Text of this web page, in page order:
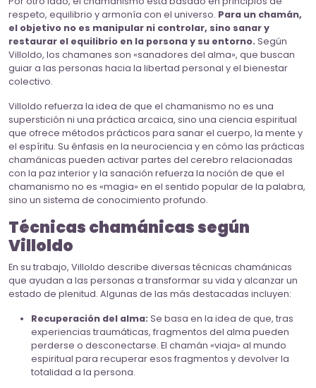
respeto, equilibrio y armonía con el universo. Para un chamán,
el objetivo no es manipular ni controlar, sino sanar y
restaurar el equilibrio en la persona y su entorno. Según
Villoldo, los chamanes son «sanadores del alma», que buscan
guiar a las personas hacia la libertad personal y el bienestar
colectivo.
Villoldo refuerza la idea de que el chamanismo no es una
superstición ni una práctica arcaica, sino una ciencia espiritual
que ofrece métodos prácticos para sanar el cuerpo, la mente y
el espíritu. Su énfasis en la neurociencia y en cómo las prácticas
chamánicas pueden activar partes del cerebro relacionadas
con la paz interior y la sanación refuerza la noción de que el
chamanismo no es «magia» en el sentido popular de la palabra,
sino un sistema de conocimiento profundo.
Técnicas chamánicas según
Villoldo
En su trabajo, Villoldo describe diversas técnicas chamánicas
que ayudan a las personas a transformar su vida y alcanzar un
estado de plenitud. Algunas de las más destacadas incluyen:
Recuperación del alma: Se basa en la idea de que, tras
experiencias traumáticas, fragmentos del alma pueden
perderse o desconectarse. El chamán «viaja» al mundo
espiritual para recuperar esos fragmentos y devolver la
totalidad a la persona.